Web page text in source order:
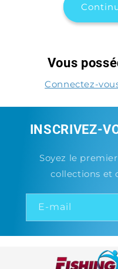
Vous
Connectez-
INSCRIVEZ-
Soyez le
collections et
E-mail